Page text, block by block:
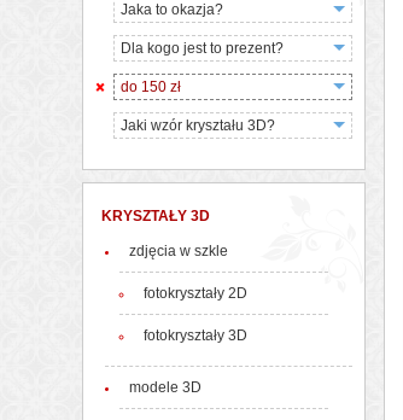
Jaka to okazja?
Dla kogo jest to prezent?
do 150 zł
Jaki wzór kryształu 3D?
KRYSZTAŁY 3D
zdjęcia w szkle
fotokryształy 2D
fotokryształy 3D
modele 3D